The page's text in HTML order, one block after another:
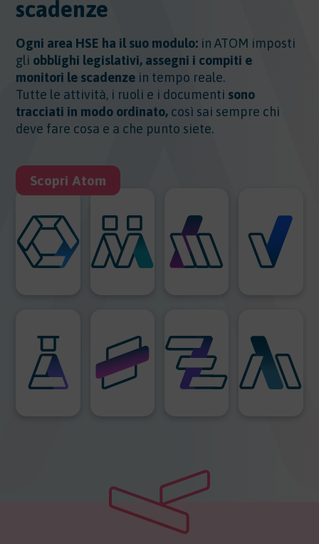
scadenze
Ogni area HSE ha il suo modulo: in ATOM imposti
gli obblighi legislativi, assegni i compiti e
monitori le scadenze in tempo reale.
Tutte le attività, i ruoli e i documenti sono
tracciati in modo ordinato, così sai sempre chi
deve fare cosa e a che punto siete.
Scopri Atom